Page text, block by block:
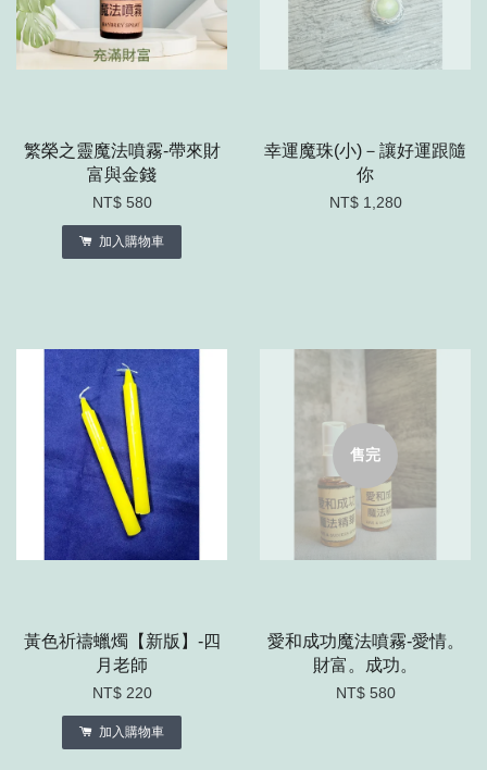
繁榮之靈魔法噴霧-帶來財
富與金錢
NT$ 580
加入購物車
幸運魔珠(小)－讓好運跟隨
你
NT$ 1,280
黃色祈禱蠟燭【新版】-四
月老師
NT$ 220
加入購物車
售完
愛和成功魔法噴霧-愛情。
財富。成功。
NT$ 580